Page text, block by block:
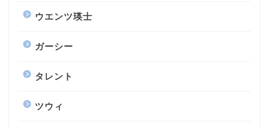
ウエンツ瑛士
ガーシー
タレント
ツウィ